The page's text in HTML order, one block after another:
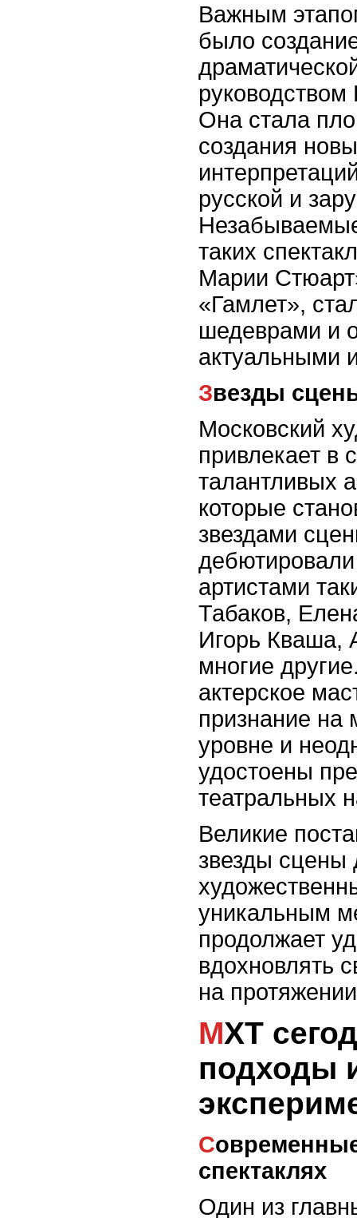
Важным
было
руководством
Она стала
создания
русской и
таких
Марии
«Гамлет»,
шедеврами и
актуальными
Звезды
Московский
привлекает в
талантливых
которые
звездами
артистами
Табаков,
Игорь Кваша,
многие
актерское
признание на
уровне и
удостоены
театральных
Великие
звезды сцены
уникальным
продолжает
вдохновлять
на
МХТ сегодня: новые
подходы
Современные технологии в
спектаклях
Один из